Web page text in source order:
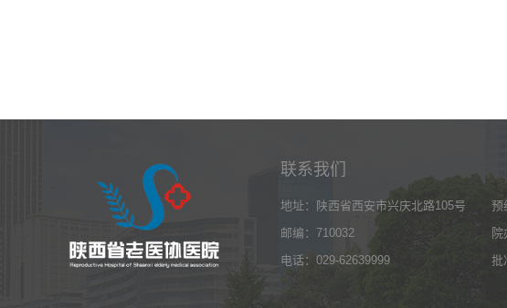
联系我们
地址：陕西省西安市兴庆北路105号
邮编：710032
电话：029-62639999
预
院
批